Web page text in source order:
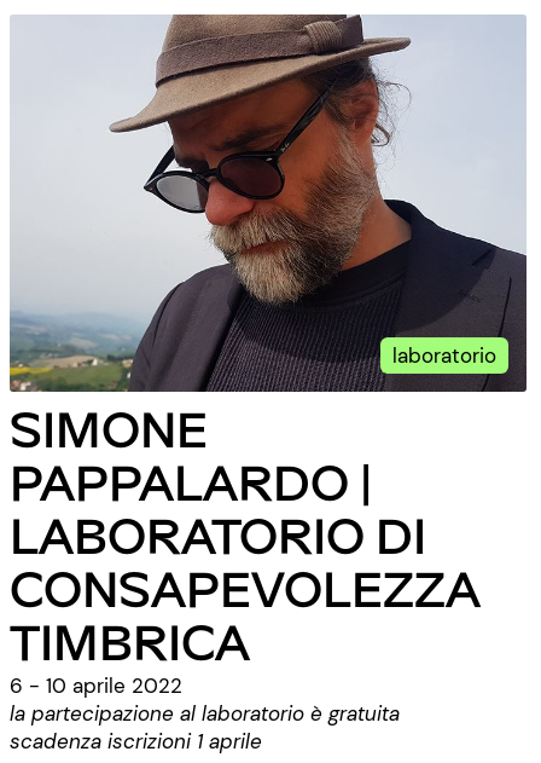
laboratorio
SIMONE
PAPPALARDO |
LABORATORIO DI
CONSAPEVOLEZZA
TIMBRICA
6 - 10 aprile 2022
la partecipazione al laboratorio è gratuita
scadenza iscrizioni 1 aprile